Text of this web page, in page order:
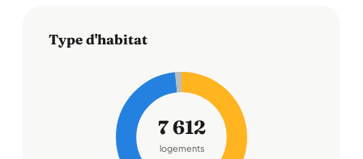
Type d'habitat
7 612
logements